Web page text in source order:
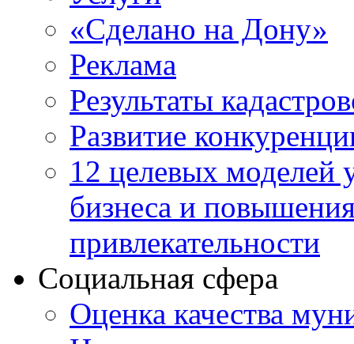
«Сделано на Дону»
Реклама
Результаты
Развитие
12 целевых моделей
бизнеса и
привлекательности
Социальная сфера
Оценка качества